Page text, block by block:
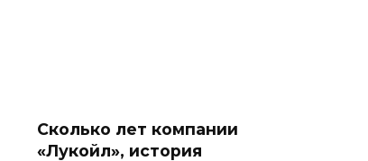
Сколько лет компании
«Лукойл», история